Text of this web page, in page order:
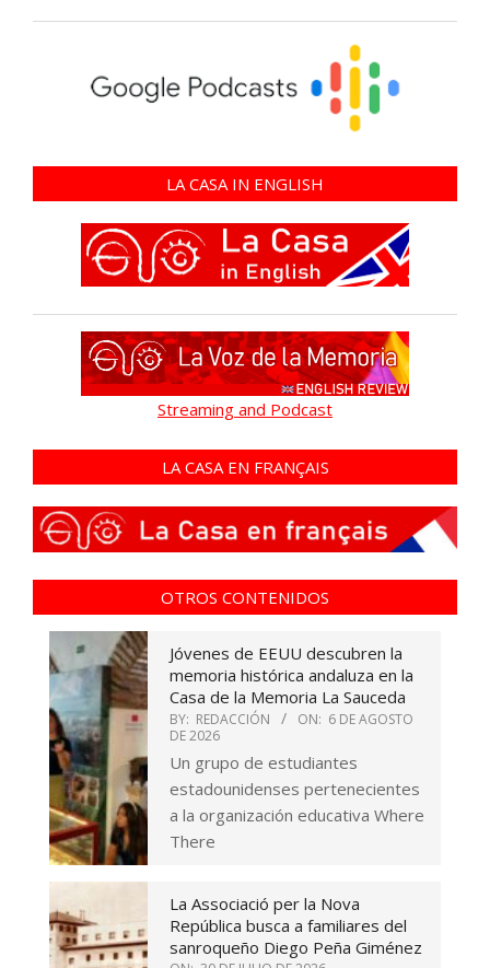
LA CASA IN ENGLISH
Streaming and Podcast
LA CASA EN FRANÇAIS
OTROS CONTENIDOS
Jóvenes de EEUU descubren la
memoria histórica andaluza en la
Casa de la Memoria La Sauceda
BY: REDACCIÓN ON: 6 DE AGOSTO
DE 2026
Un grupo de estudiantes
estadounidenses pertenecientes
a la organización educativa Where
There
La Associació per la Nova
República busca a familiares del
sanroqueño Diego Peña Giménez